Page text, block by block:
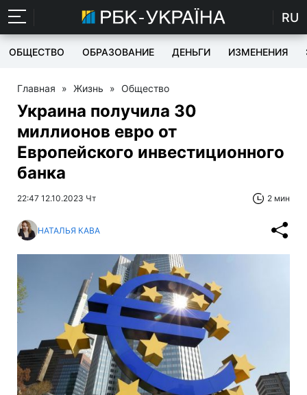
RU
ОБЩЕСТВО ОБРАЗОВАНИЕ ДЕНЬГИ ИЗМЕНЕНИЯ
Главная » Жизнь » Общество
Украина получила 30
миллионов евро от
Европейского инвестиционного
банка
22:47 12.10.2023 Чт 2 мин
НАТАЛЬЯ КАВА